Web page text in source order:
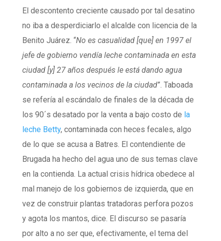
El descontento creciente causado por tal desatino
no iba a desperdiciarlo el alcalde con licencia de la
Benito Juárez. “No es casualidad [que] en 1997 el
jefe de gobierno vendía leche contaminada en esta
ciudad [y] 27 años después le está dando agua
contaminada a los vecinos de la ciudad”. Taboada
se refería al escándalo de finales de la década de
los 90´s desatado por la venta a bajo costo de la
leche Betty, contaminada con heces fecales, algo
de lo que se acusa a Batres. El contendiente de
Brugada ha hecho del agua uno de sus temas clave
en la contienda. La actual crisis hídrica obedece al
mal manejo de los gobiernos de izquierda, que en
vez de construir plantas tratadoras perfora pozos
y agota los mantos, dice. El discurso se pasaría
por alto a no ser que, efectivamente, el tema del